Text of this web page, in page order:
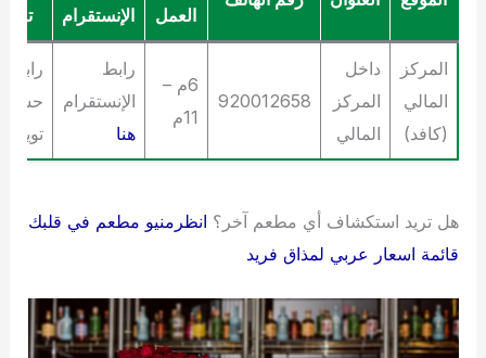
العمل
الإنستقرام
تويتر
المركز
المالي
(كافد)
داخل
المركز
المالي
920012658
6م –
11م
رابط
الإنستقرام
هنا
رابط
تويتر
هل تريد استكشاف أي مطعم آخر؟ انظرمنيو مطعم في قلبك
قائمة اسعار عربي لمذاق فريد